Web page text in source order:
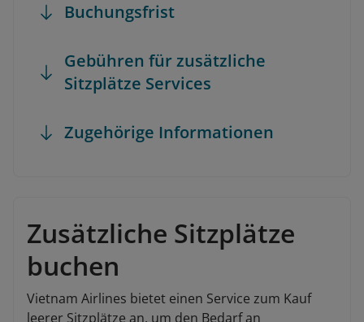
Buchungsfrist
Gebühren für zusätzliche
Sitzplätze Services
Zugehörige Informationen
Zusätzliche Sitzplätze
buchen
Vietnam Airlines bietet einen Service zum Kauf
leerer Sitzplätze an, um den Bedarf an